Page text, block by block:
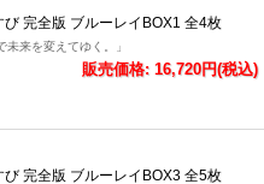
完全版 ブルーレイBOX1 全4枚
未来を変えてゆく。」
販売価格: 16,720円(税込)
完全版 ブルーレイBOX3 全5枚